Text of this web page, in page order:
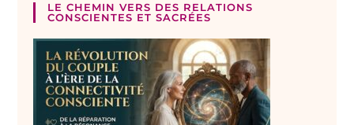
LE CHEMIN VERS DES RELATIONS
CONSCIENTES ET SACRÉES